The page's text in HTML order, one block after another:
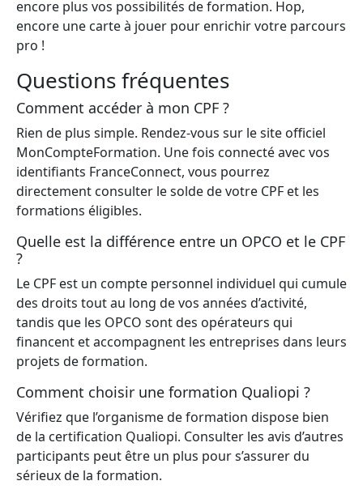
encore plus vos possibilités de formation. Hop,
encore une carte à jouer pour enrichir votre parcours
pro !
Questions fréquentes
Comment accéder à mon CPF ?
Rien de plus simple. Rendez-vous sur le site officiel
MonCompteFormation. Une fois connecté avec vos
identifiants FranceConnect, vous pourrez
directement consulter le solde de votre CPF et les
formations éligibles.
Quelle est la différence entre un OPCO et le CPF
?
Le CPF est un compte personnel individuel qui cumule
des droits tout au long de vos années d’activité,
tandis que les OPCO sont des opérateurs qui
financent et accompagnent les entreprises dans leurs
projets de formation.
Comment choisir une formation Qualiopi ?
Vérifiez que l’organisme de formation dispose bien
de la certification Qualiopi. Consulter les avis d’autres
participants peut être un plus pour s’assurer du
sérieux de la formation.